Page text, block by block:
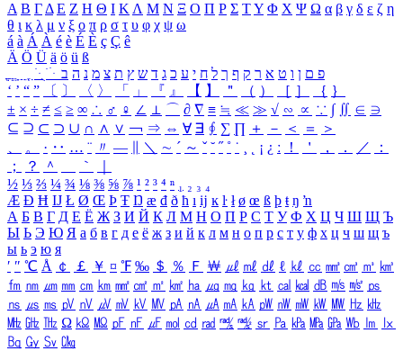
Α Β ΓΔ Ε Ζ Η Θ Ι ΚΛ Μ Ν Ξ Ο Π Ρ Σ ΤΥ Φ Χ Ψ Ω α β γ δ ε ζ η
θ ι κ λ μ ν ξ ο π ρ σ τ υ φ χ ψ ω
á à Á À é è É È ç Ç ê
Ä Ö Ü ä ö ü ß
ִֶֹ ֻּ ׁׂ פ ם ן ו ט א ר ק ף ך ל ח י ע כ ג ד ש ץ ת צ מ נ ה ב
‘ ’ “ ” 〔 〕 〈 〉 「 」 『 』 【 】 ＂ （ ） ［ ］ ｛ ｝
± × ÷ ≠ ≤ ≥ ∞ ∴ ♂ ♀ ∠ ⊥ ⌒ ∂ ∇ ≡ ≒ ≪ ≫ √ ∽ ∝ ∵ ∫ ∬ ∈ ∋
⊆ ⊇ ⊂ ⊃ ∪ ∩ ∧ ∨ ￢ ⇒ ⇔ ∀ ∃ ∮ ∑ ∏ ＋ － ＜ ＝
＞
、
。 · ‥ … ¨ 〃 ― ＼ ∼ ´ ～ ˇ ˘ ˝ ˚ ˙ ¸ ¡ ¿ ː ！ ＇ ， ． ／
：
；
？ ＾ ｀
½ ⅓ ⅔ ¼ ¾ ⅛ ⅜ ⅝ ⅞ ¹ ² ³ ⁴ ⁿ ₁ ₂ ₃ ₄
Æ Ð Ħ Ĳ Ł Ø Œ Þ Ŧ Ŋ æ đ ð ħ ı ĳ ĸ ŀ ł ø œ ß þ ŧ ŋ ŉ
А Б В Г Д Е Ё Ж З И Й К Л М Н О П Р С Т У Ф Х Ц Ч Ш Щ Ъ
Ы Ь Э Ю Я а б в г д е ё ж з и й к л м н о п р с т у ф х ц ч ш щ ъ
ы ь э ю я
′ ″ ℃ Å ￠ ￡ ￥ ¤ ℉ ‰ ＄ ％ Ｆ ￦ ㎕ ㎖ ㎗ ℓ ㎘ ㏄ ㎣ ㎤ ㎥ ㎦
㎙ ㎚ ㎛ ㎜ ㎝ ㎞ ㎟ ㎠ ㎡ ㎢ ㏊ ㎍ ㎎ ㎏ ㏏ ㎈ ㎉ ㏈ ㎧ ㎨ ㎰
㎱ ㎲ ㎳ ㎴ ㎵ ㎶ ㎷ ㎸ ㎹ ㎀ ㎁ ㎂ ㎃ ㎄ ㎺ ㎻ ㎽ ㎾ ㎿ ㎐ ㎑
㎒ ㎓ ㎔ Ω ㏀ ㏁ ㎊ ㎋ ㎌ ㏖ ㏅ ㎭ ㎮ ㎯ ㏛ ㎩ ㎪ ㎫ ㎬ ㏝ ㏐
㏓
㏃ ㏉ ㏜ ㏆